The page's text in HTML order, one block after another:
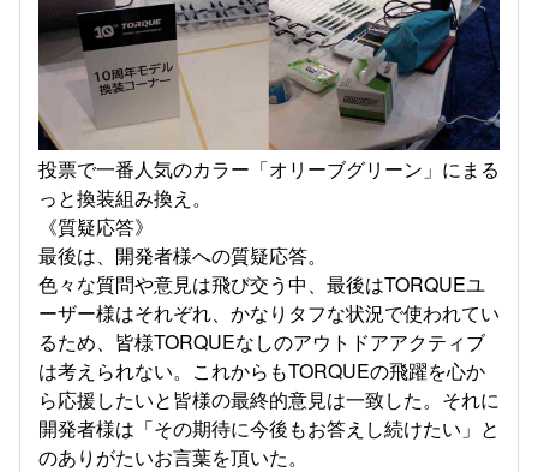
投票で一番人気のカラー「オリーブグリーン」にまる
っと換装組み換え。
《質疑応答》
最後は、開発者様への質疑応答。
色々な質問や意見は飛び交う中、最後はTORQUEユ
ーザー様はそれぞれ、かなりタフな状況で使われてい
るため、皆様TORQUEなしのアウトドアアクティブ
は考えられない。これからもTORQUEの飛躍を心か
ら応援したいと皆様の最終的意見は一致した。それに
開発者様は「その期待に今後もお答えし続けたい」と
のありがたいお言葉を頂いた。